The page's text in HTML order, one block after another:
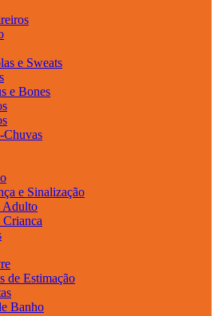
e Sweats
e Bones
Chuvas
e Sinalização
Adulto
Crianca
de Estimação
Banho